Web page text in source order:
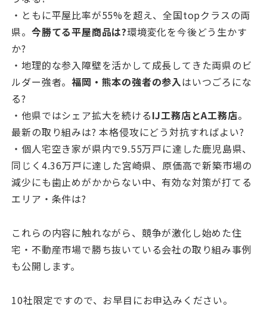
・ともに平屋比率が55%を超え、全国topクラスの両
県。 今勝てる平屋商品は?環境変化を今後どう生かす
か?
・地理的な参入障壁を活かして成長してきた両県のビ
ルダー強者。福岡・熊本の強者の参入はいつごろにな
る?
・他県ではシェア拡大を続けるIJ工務店とA工務店。
最新の取り組みは? 本格侵攻にどう対抗すればよい?
・個人宅空き家が県内で9.55万戸に達した鹿児島県、
同じく4.36万戸に達した宮崎県、原価高で新築市場の
減少にも歯止めがかからない中、有効な対策が打てる
エリア・条件は?
これらの内容に触れながら、競争が激化し始めた住
宅・不動産市場で勝ち抜いている会社の取り組み事例
も公開します。
10社限定ですので、お早目にお申込みください。